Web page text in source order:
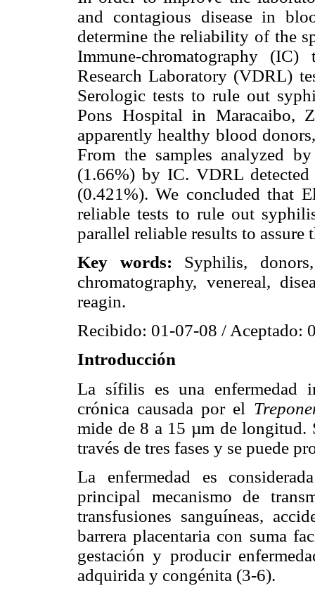
and contagious disease in
determine the reliability of the
Immune-chromatography
Research Laboratory (VDRL)
Serologic tests to rule out
Pons Hospital in Maracaibo,
apparently healthy blood
From the samples analyzed
(1.66%) by IC. VDRL
(0.421%). We concluded that
reliable tests to rule out
parallel reliable results to
Key words: Syphilis,
chromatography, venereal,
reagin.
Recibido: 01-07-08 / Aceptado:
Introducción
La sífilis es una enfermedad
crónica causada por el
mide de 8 a 15 µm de longitud.
través de tres fases y se puede
La enfermedad es
principal mecanismo de
transfusiones sanguíneas,
barrera placentaria con suma
gestación y producir
adquirida y congénita (3-6).